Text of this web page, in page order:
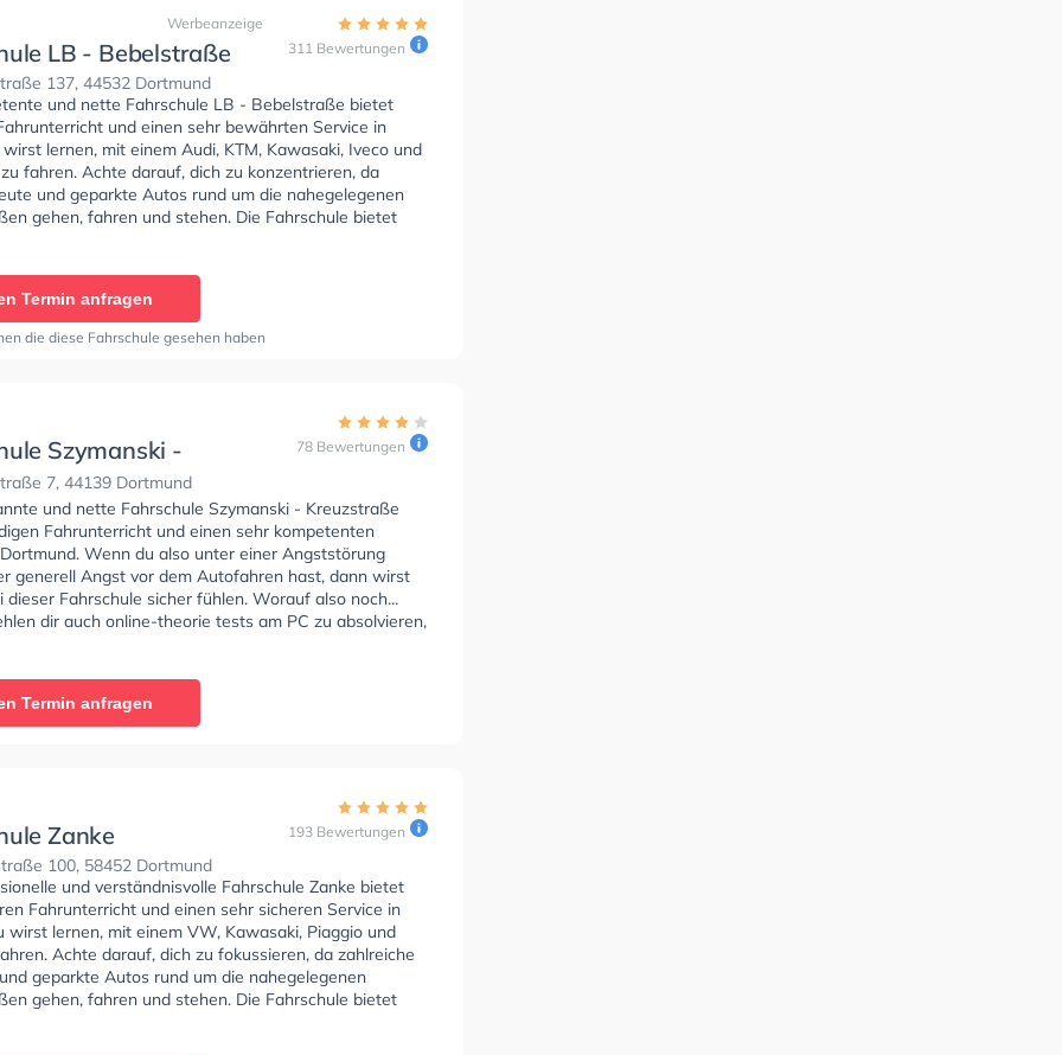
LB - Bebelstraße
137, 44532 Dortmund
Werbeanzeige
311 Bewertungen
und nette Fahrschule LB - Bebelstraße bietet
und einen sehr bewährten Service in
wirst lernen, mit einem Audi, KTM, Kawasaki, Iveco und
fahren. Achte darauf, dich zu konzentrieren, da
und geparkte Autos rund um die nahegelegenen
gehen, fahren und stehen. Die Fahrschule bietet
um deine Klasse A1, Klasse B, Klasse A,
Mofa - Prüfbescheinigung zu erhalten. Die Erste-
in der Schule. Wir empfehlen dir auch online-theorie
zu absolvieren, um dich gut auf die theoretische
Bewertung: "Eine sehr gute Fahrschule sehr
Termin anfragen
die diese Fahrschule gesehen haben
Szymanski -
7, 44139 Dortmund
78 Bewertungen
und nette Fahrschule Szymanski - Kreuzstraße
Fahrunterricht und einen sehr kompetenten
Wenn du also unter einer Angststörung
generell Angst vor dem Autofahren hast, dann wirst
dieser Fahrschule sicher fühlen. Worauf also noch...
dir auch online-theorie tests am PC zu absolvieren,
auf die theoretische Prüfung. In der Fahrschule
Termin anfragen
Zanke
100, 58452 Dortmund
193 Bewertungen
und verständnisvolle Fahrschule Zanke bietet
Fahrunterricht und einen sehr sicheren Service in
wirst lernen, mit einem VW, Kawasaki, Piaggio und
Achte darauf, dich zu fokussieren, da zahlreiche
geparkte Autos rund um die nahegelegenen
gehen, fahren und stehen. Die Fahrschule bietet
um deine Klasse A1, Klasse B, Klasse A,